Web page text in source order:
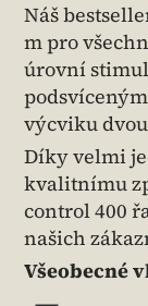
Náš
m pro
úrovní
výcviku
Díky velmi
kvalitnímu
control 400
našich
Všeobecné